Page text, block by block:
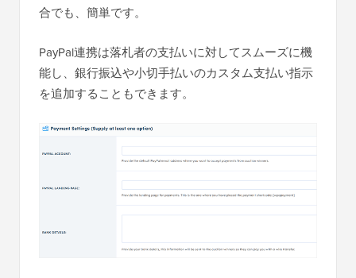
合でも、簡単です。
PayPal連携は落札者の支払いに対してスムーズに機
能し、銀行振込や小切手払いのカスタム支払い指示
を追加することもできます。